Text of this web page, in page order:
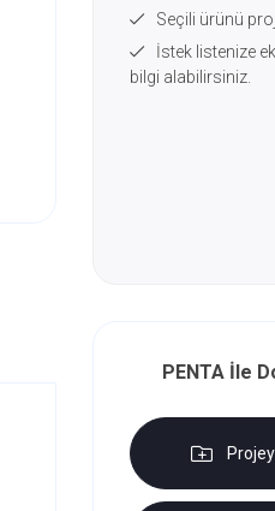
Seçili ürünü
İstek listenize
bilgi alabilirsiniz.
PENTA İle